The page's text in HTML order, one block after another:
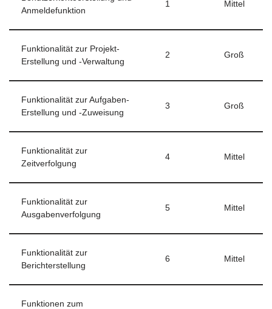
Anmeldefunktion
1 Mittel
Funktionalität zur Projekt-
Erstellung und -Verwaltung
2 Groß
Funktionalität zur Aufgaben-
Erstellung und -Zuweisung
3 Groß
Funktionalität zur
Zeitverfolgung
4 Mittel
Funktionalität zur
Ausgabenverfolgung
5 Mittel
Funktionalität zur
Berichterstellung
6 Mittel
Funktionen zum